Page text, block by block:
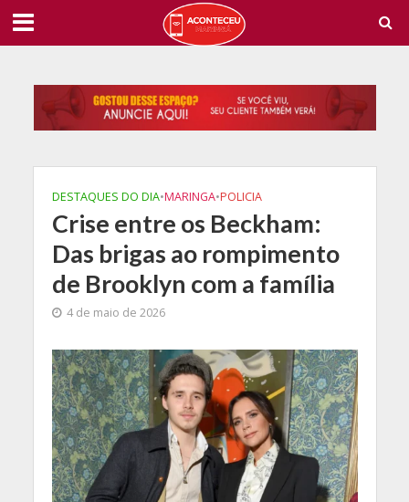
DESTAQUES DO DIA•MARINGA•POLICIA
Crise entre os Beckham:
Das brigas ao rompimento
de Brooklyn com a família
4 de maio de 2026